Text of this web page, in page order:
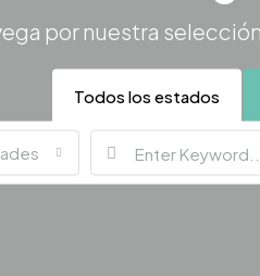
por nuestra
Todos los estados